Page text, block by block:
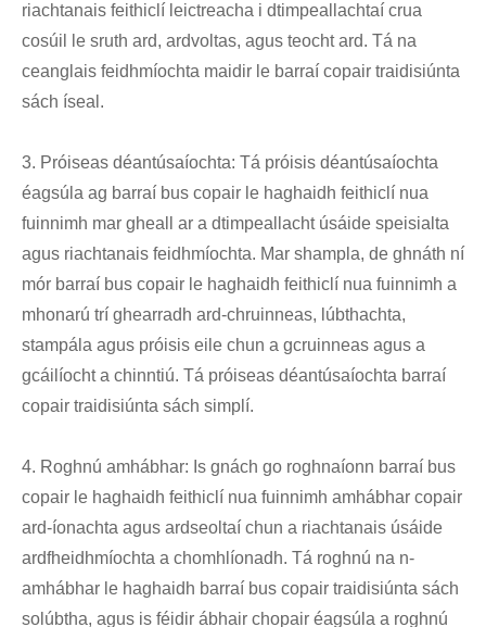
riachtanais feithiclí leictreacha i dtimpeallachtaí crua
cosúil le sruth ard, ardvoltas, agus teocht ard. Tá na
ceanglais feidhmíochta maidir le barraí copair traidisiúnta
sách íseal.
3. Próiseas déantúsaíochta: Tá próisis déantúsaíochta
éagsúla ag barraí bus copair le haghaidh feithiclí nua
fuinnimh mar gheall ar a dtimpeallacht úsáide speisialta
agus riachtanais feidhmíochta. Mar shampla, de ghnáth ní
mór barraí bus copair le haghaidh feithiclí nua fuinnimh a
mhonarú trí ghearradh ard-chruinneas, lúbthachta,
stampála agus próisis eile chun a gcruinneas agus a
gcáilíocht a chinntiú. Tá próiseas déantúsaíochta barraí
copair traidisiúnta sách simplí.
4. Roghnú amhábhar: Is gnách go roghnaíonn barraí bus
copair le haghaidh feithiclí nua fuinnimh amhábhar copair
ard-íonachta agus ardseoltaí chun a riachtanais úsáide
ardfheidhmíochta a chomhlíonadh. Tá roghnú na n-
amhábhar le haghaidh barraí bus copair traidisiúnta sách
solúbtha, agus is féidir ábhair chopair éagsúla a roghnú